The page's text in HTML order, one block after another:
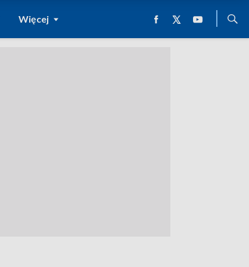
Więcej